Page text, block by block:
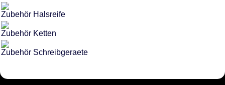
Zubehör Halsreife
Zubehör Ketten
Zubehör Schreibgeraete